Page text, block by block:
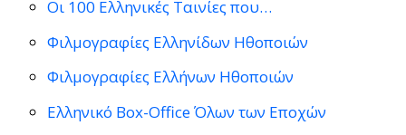
Οι 100 Ελληνικές Ταινίες που…
Φιλμογραφίες Ελληνίδων Ηθοποιών
Φιλμογραφίες Ελλήνων Ηθοποιών
Ελληνικό Box-Office Όλων των Εποχών